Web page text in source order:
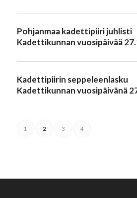
Pohjanmaa kadettipiiri juhlisti
Kadettikunnan vuosipäivää
Kadettipiirin seppeleenlasku
Kadettikunnan vuosipäivänä
1 2 3 4